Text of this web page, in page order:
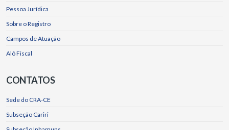
Pessoa Jurídica
Sobre o Registro
Campos de Atuação
Alô Fiscal
CONTATOS
Sede do CRA-CE
Subseção Cariri